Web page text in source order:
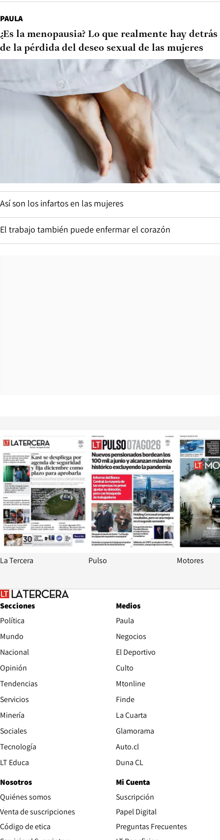
PAULA
¿Es la menopausia? Lo que realmente hay detrás
de la pérdida del deseo sexual de las mujeres
Así son los infartos en las mujeres
El trabajo también puede enfermar el corazón
Opens in new window
La Tercera
Opens in
Pulso Motores
Secciones
Política
Mundo
Nacional
Opinión
Tendencias
Servicios
Minería
Sociales
Tecnología
LT Educa
Medios
Paula
Negocios
El Deportivo
Culto
Mtonline
Finde
La Cuarta
Glamorama
Auto.clOpens in new window
Duna CLOpens in new window
Nosotros
Quiénes somos
Venta de suscripciones
Código de etica Opens in new window
Mi Cuenta
Suscripción
Papel DigitalOpens in new
Preguntas Frecuentes